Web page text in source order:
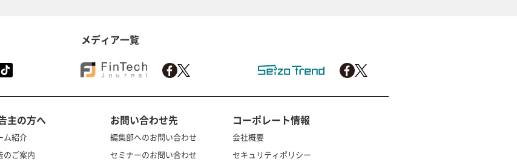
メディア一覧
主の方へ
ム紹介
のご案内
お問い合わせ先
編集部へのお問い合わせ
セミナーのお問い合わせ
コーポレート情報
会社概要
セキュリティポリシー